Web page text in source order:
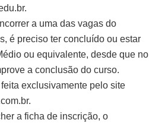
a uma das vagas do
é preciso ter concluído ou estar
ou equivalente, desde que no
a conclusão do curso.
exclusivamente pelo site
a ficha de inscrição, o